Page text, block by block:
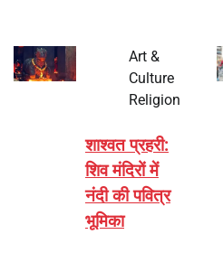
Art &
Culture
Religion
शाश्वत प्रहरी:
शिव मंदिरों में
नंदी की पवित्र
भूमिका